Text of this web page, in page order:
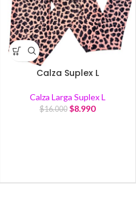
Calza Suplex L
Calza Larga Suplex L
$16.000 $8.990